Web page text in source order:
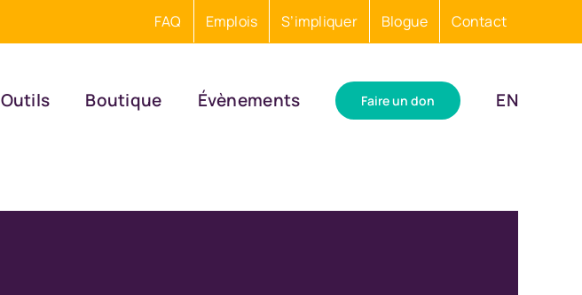
FAQ Emplois S’impliquer Blogue Contact
Outils Boutique Évènements Faire un don EN